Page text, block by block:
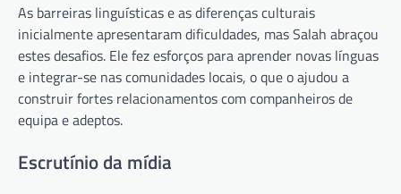
As barreiras linguísticas e as diferenças culturais
inicialmente apresentaram dificuldades, mas Salah abraçou
estes desafios. Ele fez esforços para aprender novas línguas
e integrar-se nas comunidades locais, o que o ajudou a
construir fortes relacionamentos com companheiros de
equipa e adeptos.
Escrutínio da mídia